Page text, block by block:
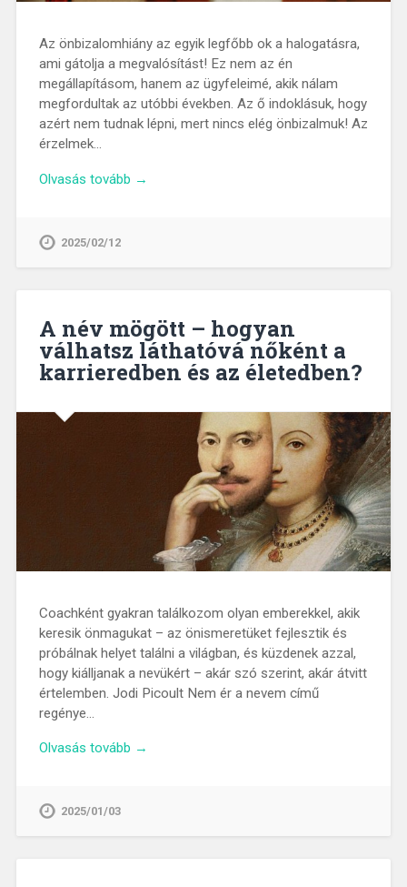
Az önbizalomhiány az egyik legfőbb ok a halogatásra,
ami gátolja a megvalósítást! Ez nem az én
megállapításom, hanem az ügyfeleimé, akik nálam
megfordultak az utóbbi években. Az ő indoklásuk, hogy
azért nem tudnak lépni, mert nincs elég önbizalmuk! Az
érzelmek…
Olvasás tovább →
2025/02/12
A név mögött – hogyan
válhatsz láthatóvá nőként a
karrieredben és az életedben?
Coachként gyakran találkozom olyan emberekkel, akik
keresik önmagukat – az önismeretüket fejlesztik és
próbálnak helyet találni a világban, és küzdenek azzal,
hogy kiálljanak a nevükért – akár szó szerint, akár átvitt
értelemben. Jodi Picoult Nem ér a nevem című
regénye…
Olvasás tovább →
2025/01/03